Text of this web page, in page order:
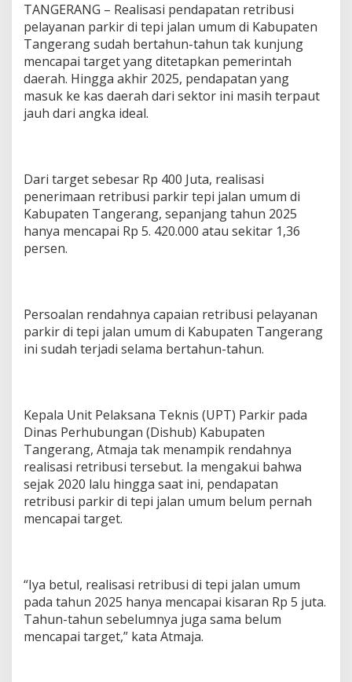
r
T
e
p
i
J
a
l
t
a
h
u
n
R
p
5
J
TANGERANG – Realisasi pendapatan retribusi
pelayanan parkir di tepi jalan umum di Kabupaten
Tangerang sudah bertahun-tahun tak kunjung
mencapai target yang ditetapkan pemerintah
daerah. Hingga akhir 2025, pendapatan yang
masuk ke kas daerah dari sektor ini masih terpaut
jauh dari angka ideal.
Dari target sebesar Rp 400 Juta, realisasi
penerimaan retribusi parkir tepi jalan umum di
Kabupaten Tangerang, sepanjang tahun 2025
hanya mencapai Rp 5. 420.000 atau sekitar 1,36
persen.
Persoalan rendahnya capaian retribusi pelayanan
parkir di tepi jalan umum di Kabupaten Tangerang
ini sudah terjadi selama bertahun-tahun.
Kepala Unit Pelaksana Teknis (UPT) Parkir pada
Dinas Perhubungan (Dishub) Kabupaten
Tangerang, Atmaja tak menampik rendahnya
realisasi retribusi tersebut. Ia mengakui bahwa
sejak 2020 lalu hingga saat ini, pendapatan
retribusi parkir di tepi jalan umum belum pernah
mencapai target.
“Iya betul, realisasi retribusi di tepi jalan umum
pada tahun 2025 hanya mencapai kisaran Rp 5 juta.
Tahun-tahun sebelumnya juga sama belum
mencapai target,” kata Atmaja.